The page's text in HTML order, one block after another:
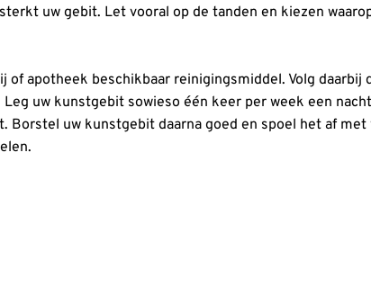
uw gebit. Let vooral op de tanden en kiezen
apotheek beschikbaar reinigingsmiddel. Volg daarbij
uw kunstgebit sowieso één keer per week een
uw kunstgebit daarna goed en spoel het af